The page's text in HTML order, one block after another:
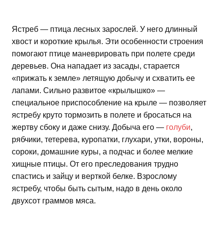
Ястреб — птица лесных зарослей. У него длинный
хвост и короткие крылья. Эти особенности строения
помогают птице маневрировать при полете среди
деревьев. Она нападает из засады, старается
«прижать к земле» летящую добычу и схватить ее
лапами. Сильно развитое «крылышко» —
специальное приспособление на крыле — позволяет
ястребу круто тормозить в полете и бросаться на
жертву сбоку и даже снизу. Добыча его — голуби,
рябчики, тетерева, куропатки, глухари, утки, вороны,
сороки, домашние куры, а подчас и более мелкие
хищные птицы. От его преследования трудно
спастись и зайцу и верткой белке. Взрослому
ястребу, чтобы быть сытым, надо в день около
двухсот граммов мяса.